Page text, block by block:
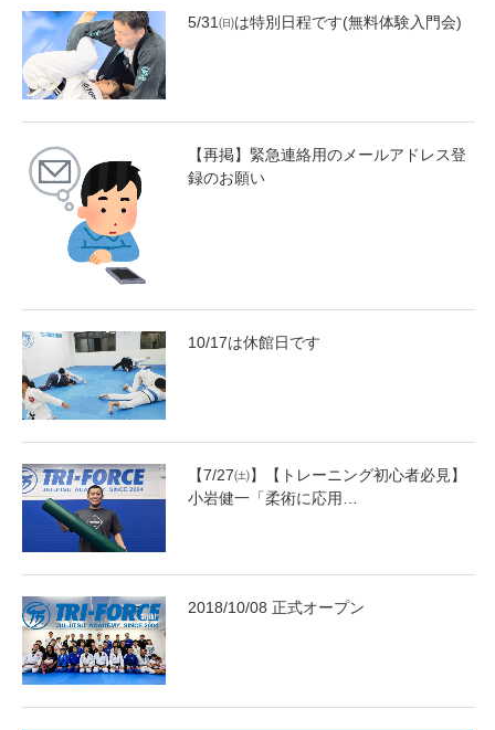
5/31㈰は特別日程です(無料体験入門会)
【再掲】緊急連絡用のメールアドレス登
録のお願い
10/17は休館日です
【7/27㈯】【トレーニング初心者必見】
小岩健一「柔術に応用…
2018/10/08 正式オープン